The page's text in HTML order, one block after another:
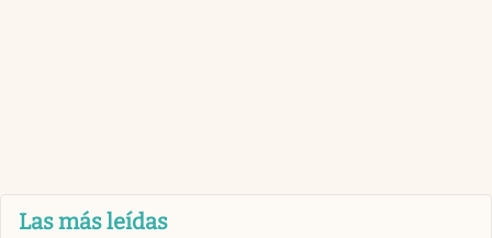
Las más leídas